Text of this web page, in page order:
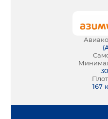
(
30
167